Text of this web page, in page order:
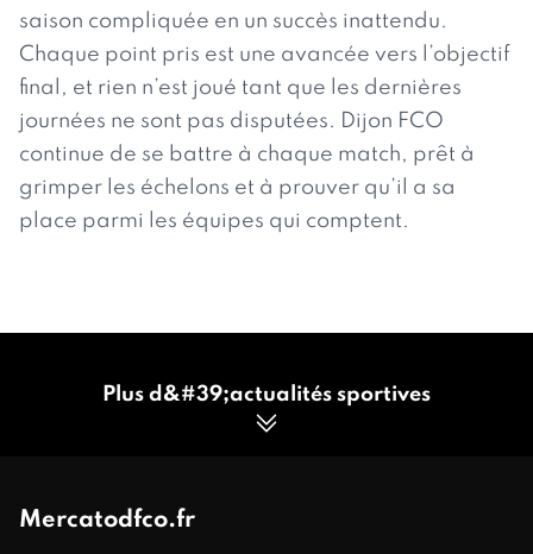
saison compliquée en un succès inattendu.
Chaque point pris est une avancée vers l’objectif
final, et rien n’est joué tant que les dernières
journées ne sont pas disputées. Dijon FCO
continue de se battre à chaque match, prêt à
grimper les échelons et à prouver qu’il a sa
place parmi les équipes qui comptent.
Plus d&#39;actualités sportives
Mercatodfco.fr